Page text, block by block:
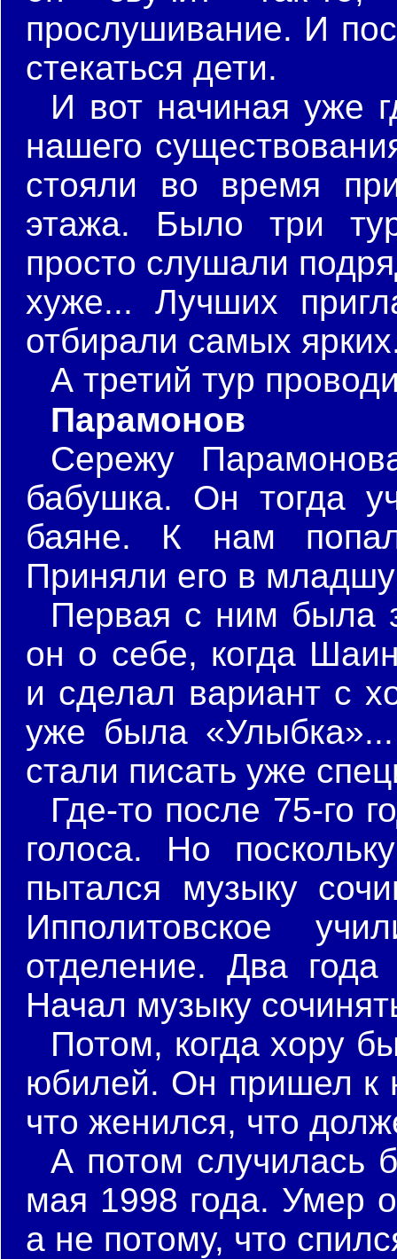
прослушивание. И
стекаться дети.
И вот начиная уже
нашего
стояли во время
этажа. Было три
просто слушали
хуже... Лучших
отбирали самых
А третий тур
Парамонов
Сережу
бабушка. Он тогда
баяне. К нам
Приняли его в
Первая с ним была
он о себе, когда
и сделал вариант с
уже была
стали писать уже
Где-то после 75-го
голоса. Но
пытался музыку
Ипполитовское
отделение. Два
Начал музыку
Потом, когда хору
юбилей. Он пришел к
что женился, что
А потом случилась
мая 1998 года. Умер
а не потому, что